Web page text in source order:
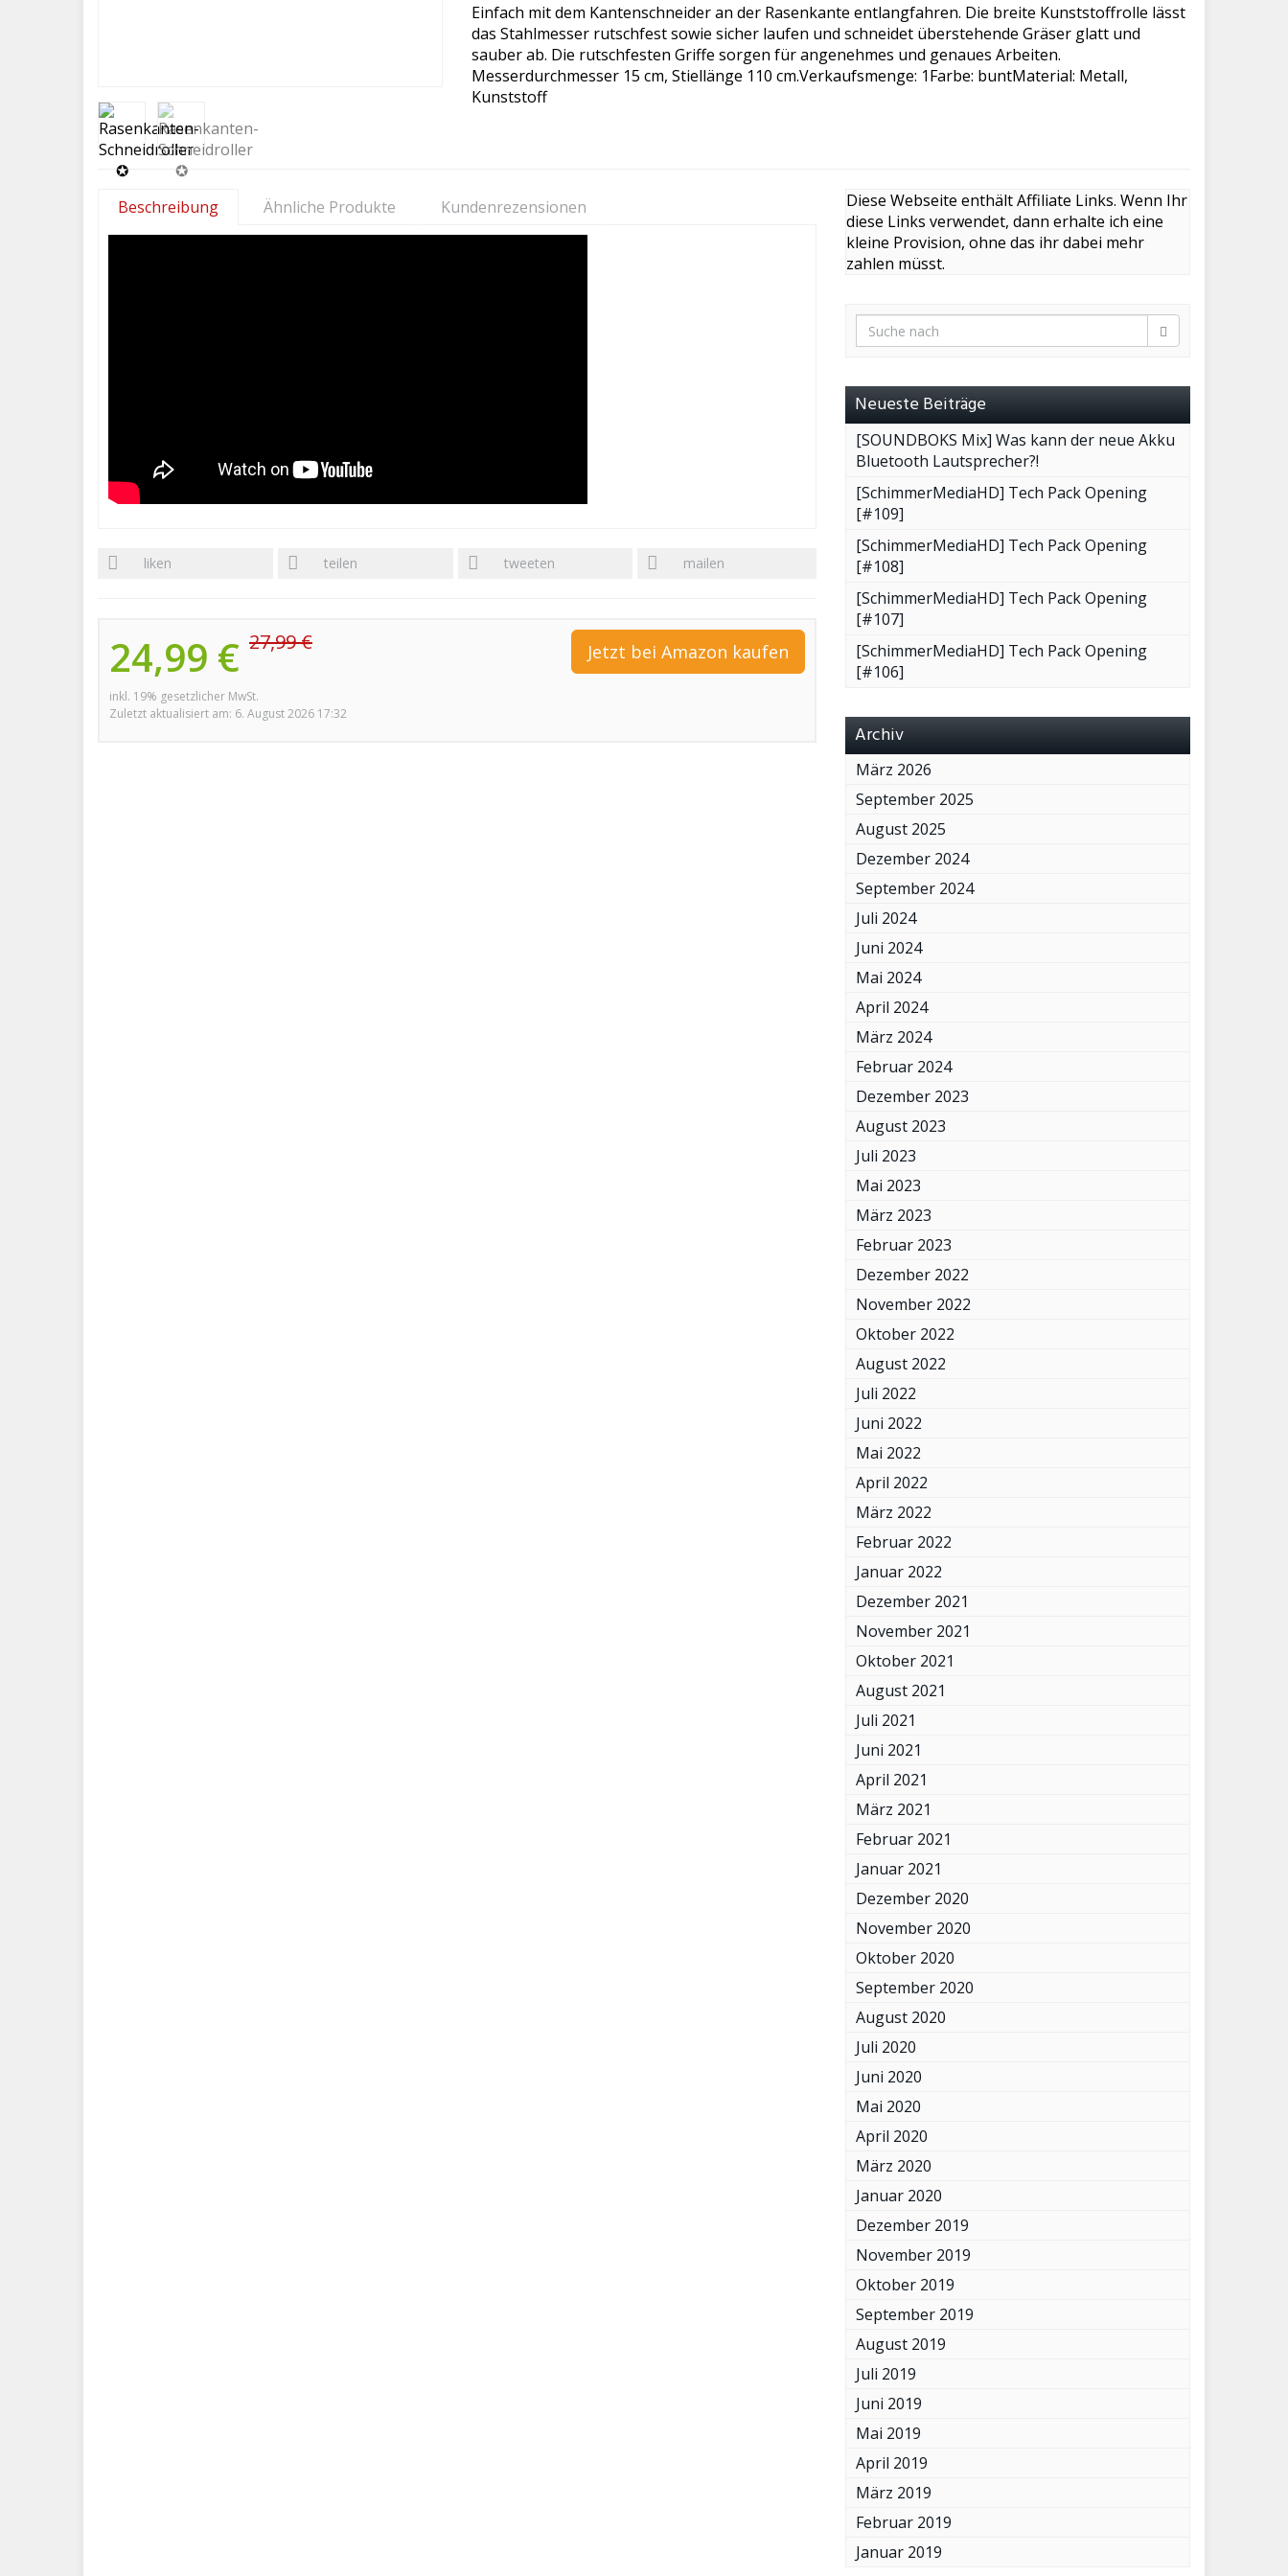
Einfach mit dem Kantenschneider an der Rasenkante entlangfahren. Die breite Kunststoffrolle lässt
das Stahlmesser rutschfest sowie sicher laufen und schneidet überstehende Gräser glatt und
sauber ab. Die rutschfesten Griffe sorgen für angenehmes und genaues Arbeiten.
Messerdurchmesser 15 cm, Stiellänge 110 cm.Verkaufsmenge: 1Farbe: buntMaterial: Metall,
Kunststoff
Beschreibung Ähnliche Produkte Kundenrezensionen
liken teilen tweeten mailen
24,99 € 27,99 €
inkl. 19% gesetzlicher MwSt.
Zuletzt aktualisiert am: 6. August 2026 17:32
Jetzt bei Amazon kaufen
Diese Webseite enthält Affiliate Links. Wenn Ihr
diese Links verwendet, dann erhalte ich eine
kleine Provision, ohne das ihr dabei mehr
zahlen müsst.
Neueste Beiträge
[SOUNDBOKS Mix] Was kann der neue Akku
Bluetooth Lautsprecher?!
[SchimmerMediaHD] Tech Pack Opening
[#109]
[SchimmerMediaHD] Tech Pack Opening
[#108]
[SchimmerMediaHD] Tech Pack Opening
[#107]
[SchimmerMediaHD] Tech Pack Opening
[#106]
Archiv
März 2026
September 2025
August 2025
Dezember 2024
September 2024
Juli 2024
Juni 2024
Mai 2024
April 2024
März 2024
Februar 2024
Dezember 2023
August 2023
Juli 2023
Mai 2023
März 2023
Februar 2023
Dezember 2022
November 2022
Oktober 2022
August 2022
Juli 2022
Juni 2022
Mai 2022
April 2022
März 2022
Februar 2022
Januar 2022
Dezember 2021
November 2021
Oktober 2021
August 2021
Juli 2021
Juni 2021
April 2021
März 2021
Februar 2021
Januar 2021
Dezember 2020
November 2020
Oktober 2020
September 2020
August 2020
Juli 2020
Juni 2020
Mai 2020
April 2020
März 2020
Januar 2020
Dezember 2019
November 2019
Oktober 2019
September 2019
August 2019
Juli 2019
Juni 2019
Mai 2019
April 2019
März 2019
Februar 2019
Januar 2019